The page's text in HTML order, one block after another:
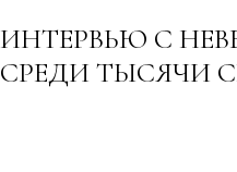
ИНТЕРВЬЮ С
СРЕДИ ТЫСЯЧИ